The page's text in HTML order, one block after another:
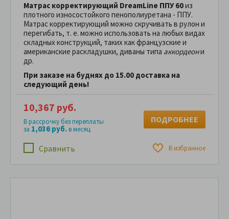
Матрас корректирующий DreamLine ППУ 60из
плотного износостойкого пенополиуретана - ППУ.
Матрас корректирующий можно скручивать в рулон и
перегибать, т. е. можно использовать на любых видах
складных конструкций, таких как французские и
американские раскладушки, диваны типа аккордеони
др.
При заказе на буднях до 15.00 доставка на
следующий день!
Сравнить В избранное
10,367 руб.
В рассрочку без переплаты
за 1,036 руб.в месяц
ПОДРОБНЕЕ